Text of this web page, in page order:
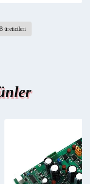
üreticileri